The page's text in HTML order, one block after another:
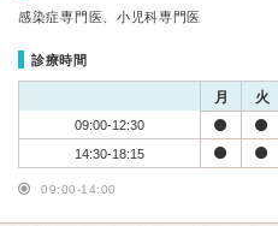
感染症専門医、小児科専門医
診療時間
月 火
09:00-12:30
14:30-18:15
09:00-14:00